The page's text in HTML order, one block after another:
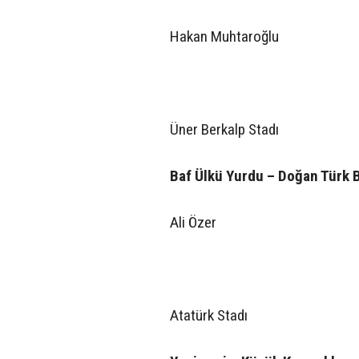
Hakan Muhtaroğlu
Üner Berkalp Stadı
Baf Ülkü Yurdu – Doğan Türk
Ali Özer
Atatürk Stadı